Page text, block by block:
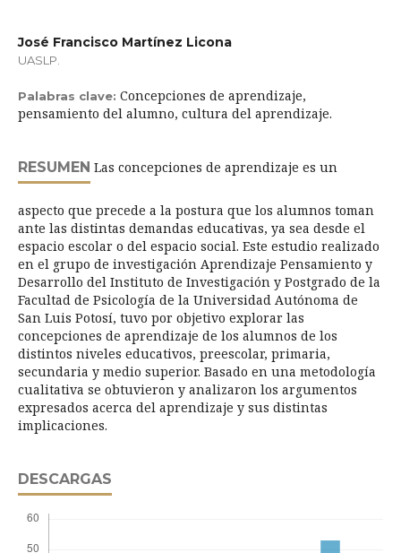
José Francisco Martínez Licona
UASLP.
Palabras clave: Concepciones de aprendizaje,
pensamiento del alumno, cultura del aprendizaje.
RESUMEN Las concepciones de aprendizaje es un
aspecto que precede a la postura que los alumnos toman
ante las distintas demandas educativas, ya sea desde el
espacio escolar o del espacio social. Este estudio realizado
en el grupo de investigación Aprendizaje Pensamiento y
Desarrollo del Instituto de Investigación y Postgrado de la
Facultad de Psicología de la Universidad Autónoma de
San Luis Potosí, tuvo por objetivo explorar las
concepciones de aprendizaje de los alumnos de los
distintos niveles educativos, preescolar, primaria,
secundaria y medio superior. Basado en una metodología
cualitativa se obtuvieron y analizaron los argumentos
expresados acerca del aprendizaje y sus distintas
implicaciones.
DESCARGAS